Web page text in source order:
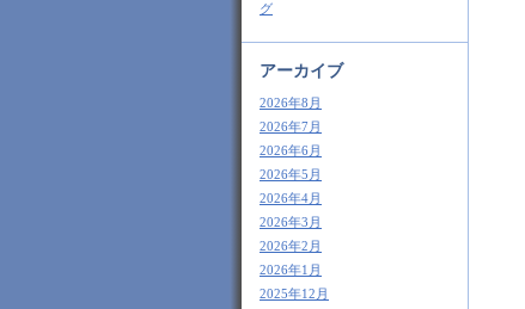
グ
アーカイブ
2026年8月
2026年7月
2026年6月
2026年5月
2026年4月
2026年3月
2026年2月
2026年1月
2025年12月